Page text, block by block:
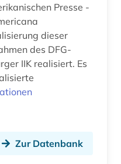
metallischer werkstoff (1)
Presse -
dieser
des DFG-
IIK realisiert. Es
Zur Datenbank